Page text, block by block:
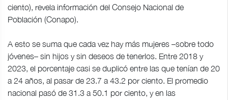
ciento), revela información del Consejo Nacional de
Población (Conapo).
A esto se suma que cada vez hay más mujeres –sobre todo
jóvenes– sin hijos y sin deseos de tenerlos. Entre 2018 y
2023, el porcentaje casi se duplicó entre las que tenían de 20
a 24 años, al pasar de 23.7 a 43.2 por ciento. El promedio
nacional pasó de 31.3 a 50.1 por ciento, y en las